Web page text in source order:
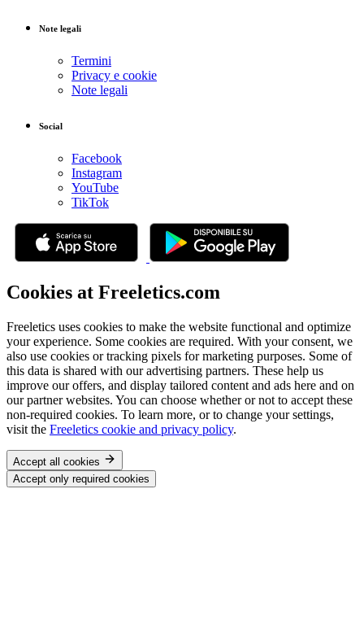
Note legali
Termini
Privacy e cookie
Note legali
Social
Facebook
Instagram
YouTube
TikTok
Cookies at Freeletics.com
Freeletics uses cookies to make the website functional and optimize
your experience. Some cookies are required. With your consent, we
also use cookies or tracking pixels for marketing purposes. Some of
this data is shared with our advertising partners. These help us
improve our offers, and display tailored content and ads here and on
our partner websites. You can choose whether or not to accept these
non-required cookies. To learn more, or to change your settings,
visit the Freeletics cookie and privacy policy.
Accept all cookies
Accept only required cookies